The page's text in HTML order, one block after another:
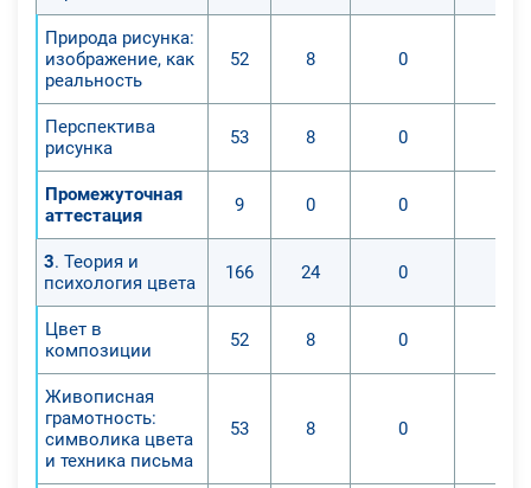
Природа рисунка:
изображение, как
реальность
52 8 0
Перспектива
рисунка
53 8 0
Промежуточная
аттестация
9 0 0
3. Теория и
психология цвета
166 24 0
Цвет в
композиции
52 8 0
Живописная
грамотность:
символика цвета
и техника письма
53 8 0